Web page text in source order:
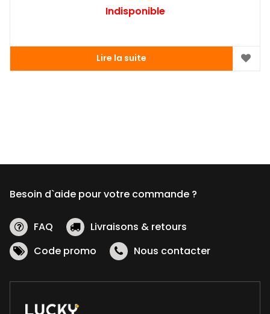
Indisponible
Lire la suite
Besoin d`aide pour votre commande ?
FAQ
Livraisons & retours
Code promo
Nous contacter